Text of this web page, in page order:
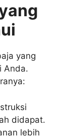
yang
Anda.
didapat.
lebih